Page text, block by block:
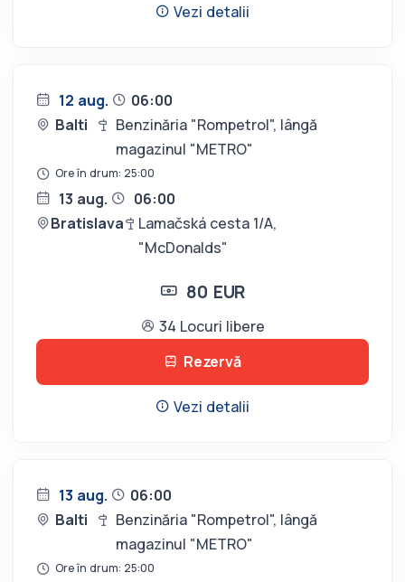
Vezi detalii
12 aug.
06:00
Balti
Benzinăria "Rompetrol", lângă
magazinul "METRO"
Ore în drum: 25:00
13 aug.
06:00
Bratislava
Lamačská cesta 1/A,
"McDonalds"
80 EUR
34 Locuri libere
Rezervă
Vezi detalii
13 aug.
06:00
Balti
Benzinăria "Rompetrol", lângă
magazinul "METRO"
Ore în drum: 25:00